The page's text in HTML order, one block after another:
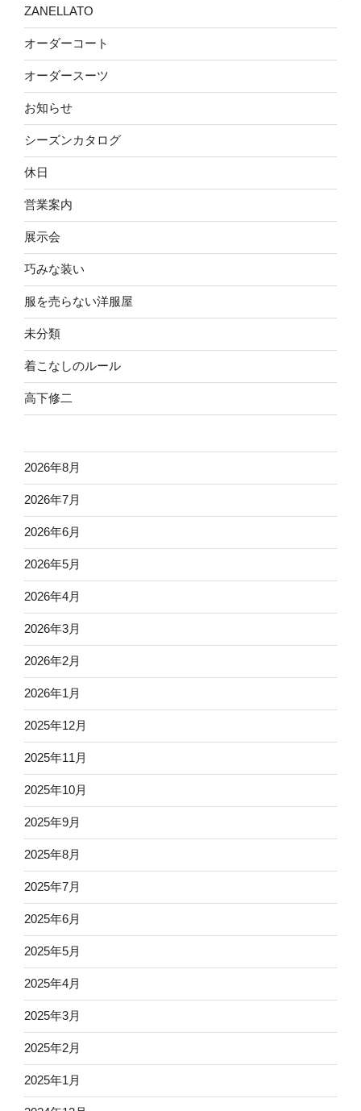
ZANELLATO
オーダーコート
オーダースーツ
お知らせ
シーズンカタログ
休日
営業案内
展示会
巧みな装い
服を売らない洋服屋
未分類
着こなしのルール
高下修二
2026年8月
2026年7月
2026年6月
2026年5月
2026年4月
2026年3月
2026年2月
2026年1月
2025年12月
2025年11月
2025年10月
2025年9月
2025年8月
2025年7月
2025年6月
2025年5月
2025年4月
2025年3月
2025年2月
2025年1月